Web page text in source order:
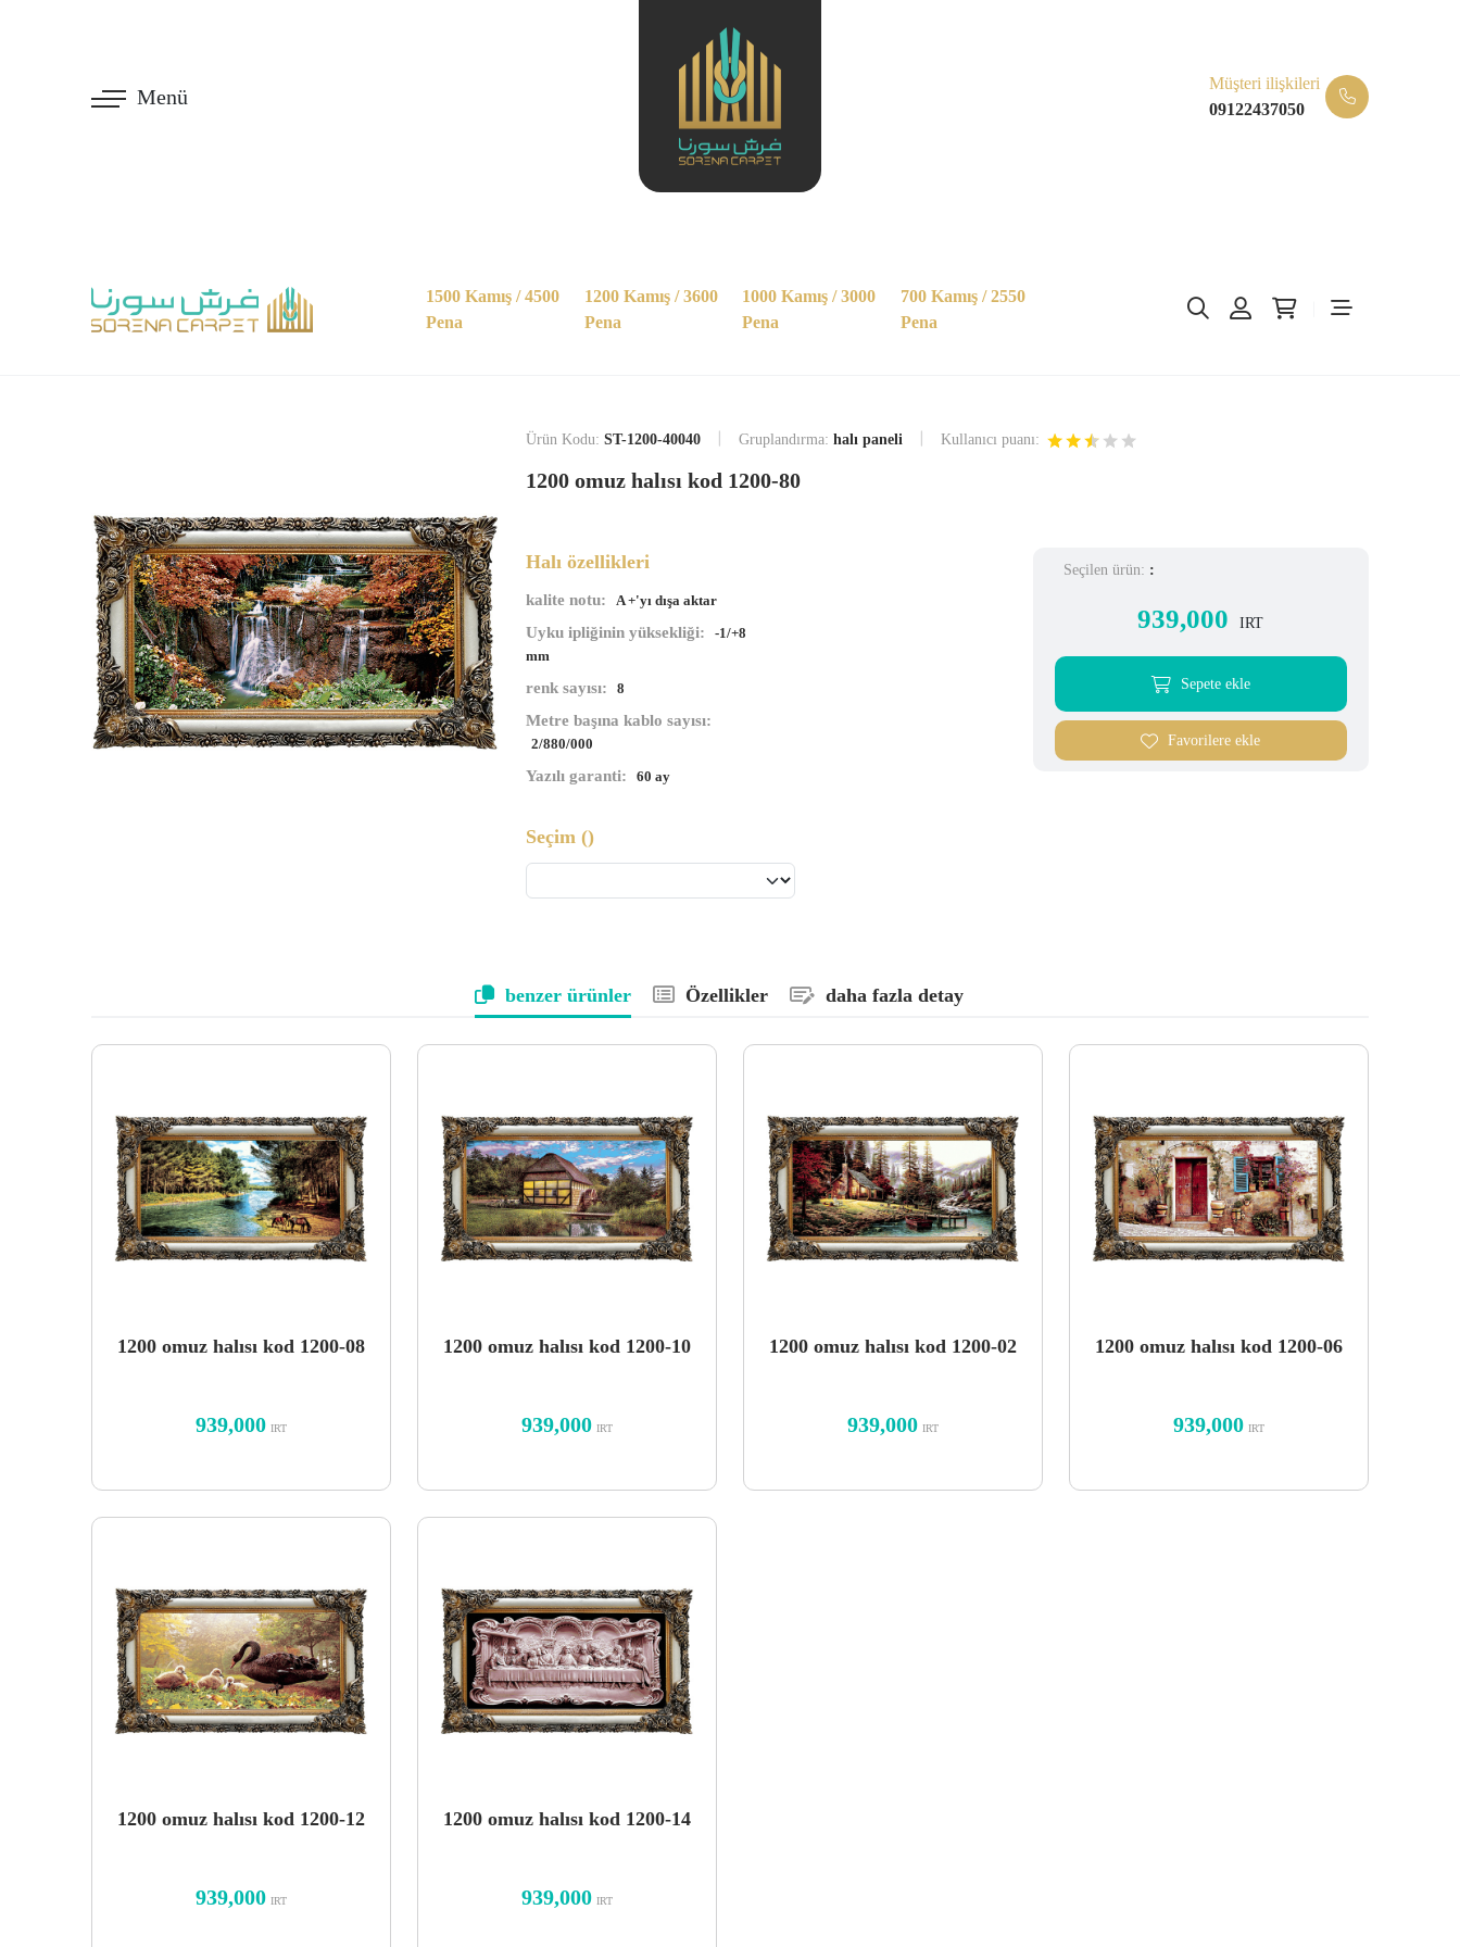
Menü
Müşteri ilişkileri
09122437050
1500 Kamış / 4500
Pena
1200 Kamış / 3600
Pena
1000 Kamış / 3000
Pena
700 Kamış / 2550
Pena
Ürün Kodu: ST-1200-40040 Gruplandırma: halı paneli Kullanıcı puanı:
1200 omuz halısı kod 1200-80
Halı özellikleri
kalite notu: A +'yı dışa aktar
Uyku ipliğinin yüksekliği:
-1/+8
mm
renk sayısı: 8
Metre başına kablo sayısı:
2/880/000
Yazılı garanti: 60 ay
Seçim ()
Seçilen ürün: :
939,000 IRT
Sepete ekle
Favorilere ekle
benzer ürünler Özellikler daha fazla detay
1200 omuz halısı kod 1200-08
939,000 IRT
1200 omuz halısı kod 1200-10
939,000 IRT
1200 omuz halısı kod 1200-02
939,000 IRT
1200 omuz halısı kod 1200-06
939,000 IRT
1200 omuz halısı kod 1200-12
939,000 IRT
1200 omuz halısı kod 1200-14
939,000 IRT